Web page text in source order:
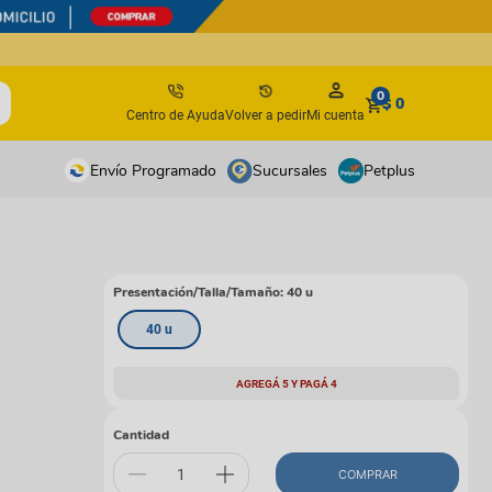
Centro de AyudaVolver a pedirMi cuenta
0$ 0
y suplementos
y suplementos
Envío Programado Sucursales Petplus
Presentación/Talla/Tamaño:40 u
40 u
AGREGÁ 5 Y PAGÁ 4
Cantidad
COMPRAR